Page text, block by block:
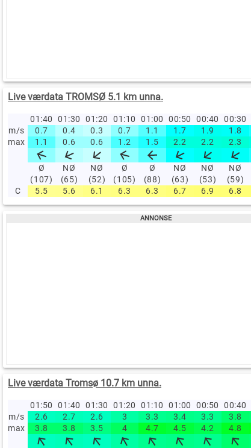
Live værdata TROMSØ 5.1 km unna.
01:40 01:30 01:20 01:10 01:00 00:50 00:40 00:30
m/s
0.7 0.4 0.3 0.7 1.1 1.7 1.9 1.8
max
1.1 0.6 0.6 1.2 1.5 2.2 2.2 2.3
Ø
(107)
NØ
(65)
NØ
(52)
Ø
(105)
Ø
(88)
NØ
(63)
NØ
(53)
NØ
(59)
C
5.5 5.6 6.1 6.3 6.3 6.7 6.9 6.8
Live værdata Tromsø 10.7 km unna.
01:50 01:40 01:30 01:20 01:10 01:00 00:50 00:40
m/s
2.6 2.7 2.6 3 3.3 3.4 3.3 3.8
max
3.8 3.8 3.5 4 4.7 4.5 4.2 4.8